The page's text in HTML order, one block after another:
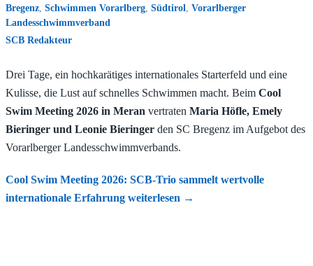
Bregenz Schwimmen Vorarlberg Südtirol
Vorarlberger
Landesschwimmverband
SCB Redakteur
Drei Tage, ein hochkarätiges internationales Starterfeld und eine
Kulisse, die Lust auf schnelles Schwimmen macht. Beim Cool
Swim Meeting 2026 in Meran vertraten Maria Höfle, Emely
Bieringer und Leonie Bieringer den SC Bregenz im Aufgebot des
Vorarlberger Landesschwimmverbands.
Cool Swim Meeting 2026: SCB-Trio sammelt wertvolle
internationale Erfahrung weiterlesen →